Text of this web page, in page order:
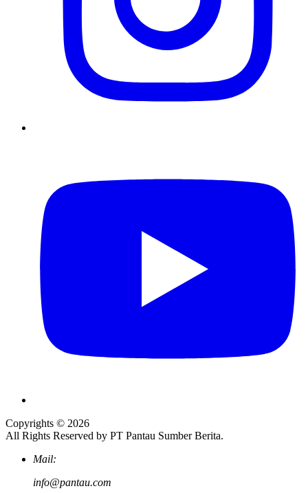
Copyrights © 2026
All Rights Reserved by PT Pantau Sumber Berita.
Mail:
info@pantau.com